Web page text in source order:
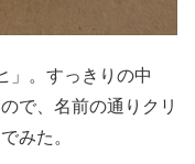
」。すっきりの中
で、名前の通りクリ
みた。